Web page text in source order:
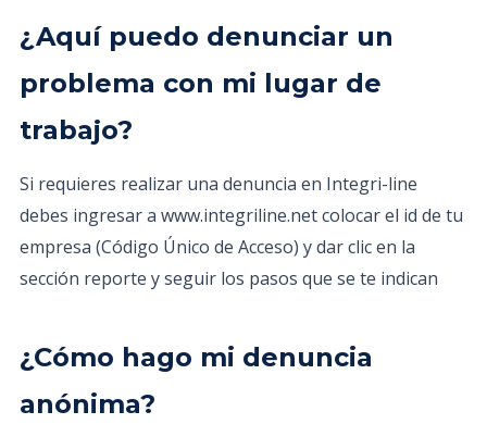
¿Aquí puedo denunciar un
problema con mi lugar de
trabajo?
Si requieres realizar una denuncia en Integri-line
debes ingresar a www.integriline.net colocar el id de tu
empresa (Código Único de Acceso) y dar clic en la
sección reporte y seguir los pasos que se te indican
¿Cómo hago mi denuncia
anónima?